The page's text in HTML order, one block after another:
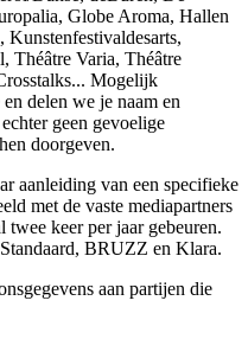
Globe Aroma, Hallen
Théâtre Varia, Théâtre
Mogelijk
delen we je naam en
geen gevoelige
doorgeven.
aanleiding van een specifieke
met de vaste mediapartners
keer per jaar gebeuren.
BRUZZ en Klara.
aan partijen die